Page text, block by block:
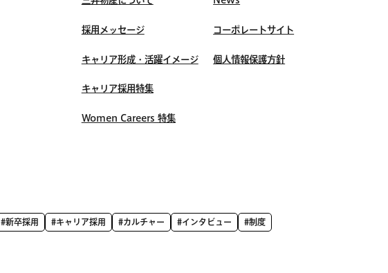
採用メッセージ
キャリア形成・活躍イメージ
キャリア採用特集
Women Careers 特集
コーポレートサイト
個人情報保護方針
#新卒採用 #キャリア採用 #カルチャー #インタビュー #制度